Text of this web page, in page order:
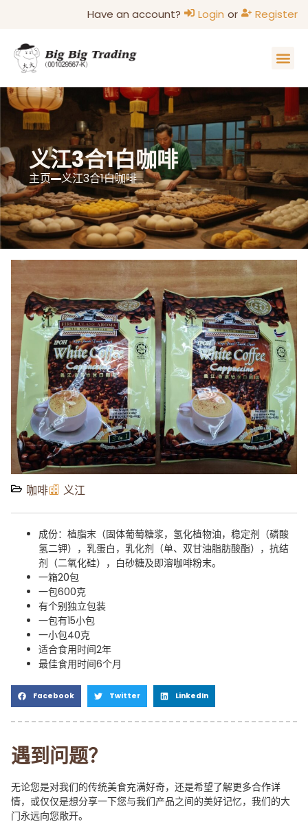
Have an account? Login or Register
义江3合1白咖啡
主页 义江3合1白咖啡
咖啡 义江
成份：植脂末（固体葡萄糖浆，氢化植物油，稳定剂（磷酸
氢二钾），乳蛋白，乳化剂（单、双甘油脂肪酸酯），抗结
剂（二氧化硅），白砂糖及即溶咖啡粉末。
一箱20包
一包600克
有个别独立包装
一包有15小包
一小包40克
适合食用时间2年
最佳食用时间6个月
Facebook Twitter LinkedIn
遇到问题？
无论您是对我们的传统美食充满好奇，还是希望了解更多合作详
情，或仅仅是想分享一下您与我们产品之间的美好记忆，我们的大
门永远向您敞开。